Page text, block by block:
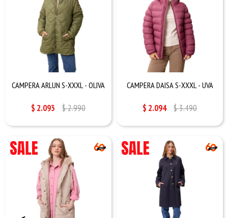
CAMPERA ARLUN S-XXXL - OLIVA
$ 2.093 $2.990
CAMPERA DAISA S-XXXL - UVA
$ 2.094 $3.490